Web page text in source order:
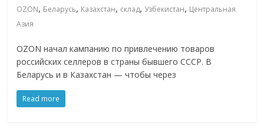
OZON, Беларусь, Казахстан, склад, Узбекистан, Центральная
Азия
OZON начал кампанию по привлечению товаров
российских селлеров в страны бывшего СССР. В
Беларусь и в Казахстан — чтобы через
Read more